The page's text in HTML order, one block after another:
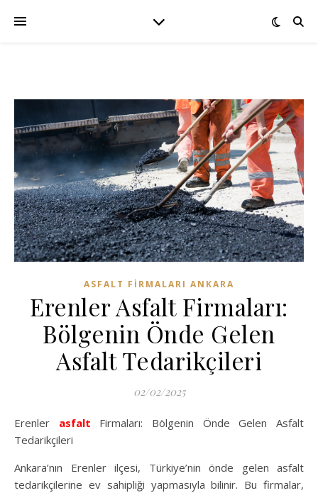
ASFALT FIRMALARI ANKARA
Erenler Asfalt Firmaları:
Bölgenin Önde Gelen
Asfalt Tedarikçileri
02/02/2025
Erenler asfalt Firmaları: Bölgenin Önde Gelen Asfalt
Tedarikçileri
Ankara’nın Erenler ilçesi, Türkiye’nin önde gelen asfalt
tedarikçilerine ev sahipliği yapmasıyla bilinir. Bu firmalar,